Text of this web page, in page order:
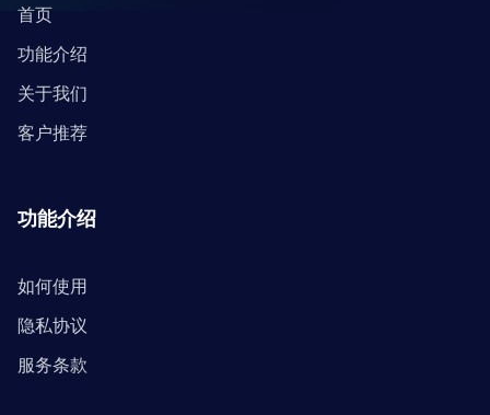
首页
功能介绍
关于我们
客户推荐
功能介绍
如何使用
隐私协议
服务条款